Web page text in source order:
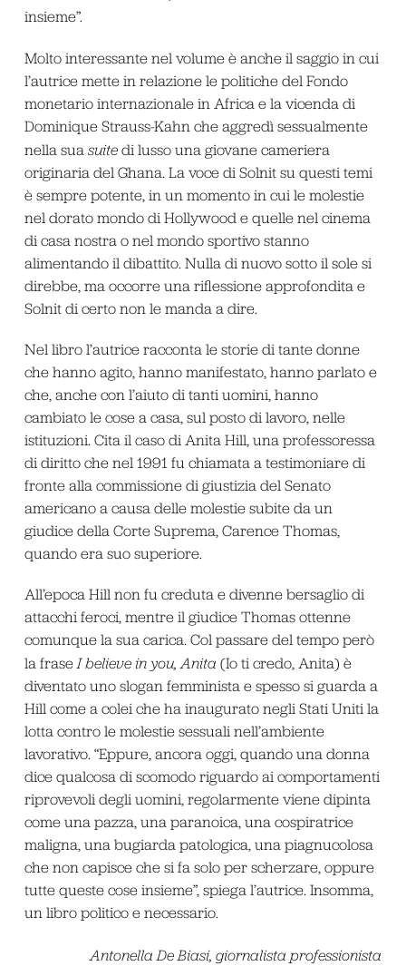
insieme”.
Molto interessante nel volume è anche il saggio in cui
l’autrice mette in relazione le politiche del Fondo
monetario internazionale in Africa e la vicenda di
Dominique Strauss-Kahn che aggredì sessualmente
nella sua suitedi lusso una giovane cameriera
originaria del Ghana. La voce di Solnit su questi temi
è sempre potente, in un momento in cui le molestie
nel dorato mondo di Hollywood e quelle nel cinema
di casa nostra o nel mondo sportivo stanno
alimentando il dibattito. Nulla di nuovo sotto il sole si
direbbe, ma occorre una riflessione approfondita e
Solnit di certo non le manda a dire.
Nel libro l’autrice racconta le storie di tante donne
che hanno agito, hanno manifestato, hanno parlato e
che, anche con l’aiuto di tanti uomini, hanno
cambiato le cose a casa, sul posto di lavoro, nelle
istituzioni. Cita il caso di Anita Hill, una professoressa
di diritto che nel 1991 fu chiamata a testimoniare di
fronte alla commissione di giustizia del Senato
americano a causa delle molestie subite da un
giudice della Corte Suprema, Carence Thomas,
quando era suo superiore.
All’epoca Hill non fu creduta e divenne bersaglio di
attacchi feroci, mentre il giudice Thomas ottenne
comunque la sua carica. Col passare del tempo però
la fraseI believe in you, Anita (Io ti credo, Anita) è
diventato uno slogan femminista e spesso si guarda a
Hill come a colei che ha inaugurato negli Stati Uniti la
lotta contro le molestie sessuali nell’ambiente
lavorativo. “Eppure, ancora oggi, quando una donna
dice qualcosa di scomodo riguardo ai comportamenti
riprovevoli degli uomini, regolarmente viene dipinta
come una pazza, una paranoica, una cospiratrice
maligna, una bugiarda patologica, una piagnucolosa
che non capisce che si fa solo per scherzare, oppure
tutte queste cose insieme”, spiega l’autrice. Insomma,
un libro politico e necessario.
Antonella De Biasi, giornalista professionista